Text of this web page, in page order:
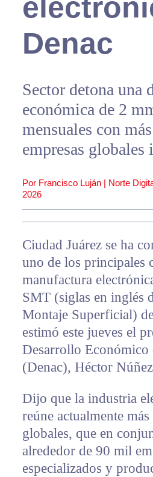
Denac
Sector detona una
económica de 2
mensuales con
empresas globales
Por Francisco Luján | Norte
2026
Ciudad Juárez se ha
uno de los principales
manufactura
SMT (siglas en inglés
Montaje Superficial)
estimó este jueves el
Desarrollo Económico
(Denac), Héctor
Dijo que la industria
reúne actualmente
globales, que en
alrededor de 90 mil
especializados y